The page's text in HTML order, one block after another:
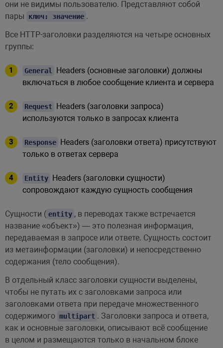
они не видимы пользователю. Представляют собой
пары
ключ: значение .
Все HTTP-заголовки разделяются на четыре основных
группы:
General
Headers (основные заголовки) должны
включаться в любое сообщение клиента и сервера
Request Headers (заголовки запроса)
используются только в запросах клиента
Response Headers (заголовки ответа) присутствуют
только в ответах сервера
Entity Headers (заголовки сущности)
сопровождают каждую сущность сообщения
Сущности ( entity , в переводах также встречается
название «объект») — это полезная информация,
передаваемая в запросе или ответе. Сущность состоит
из метаинформации (заголовки) и непосредственно
содержания (тело сообщения).
В отдельный класс заголовки сущности выделены,
чтобы не путать их с заголовками запроса или
заголовками ответа при передаче множественного
содержимого multipart . Заголовки запроса и ответа,
как и основные заголовки, описывают всё сообщение
в целом и размещаются только в начальном блоке